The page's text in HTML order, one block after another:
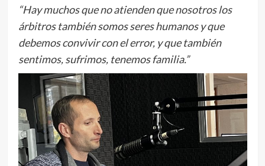
“Hay muchos que no atienden que nosotros los
árbitros también somos seres humanos y que
debemos convivir con el error, y que también
sentimos, sufrimos, tenemos familia.”